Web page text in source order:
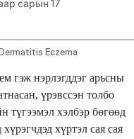
сарын 17
Eczema
гэж нэрлэгддэг арьсны
үрэвссэн толбо
түгээмэл хэлбэр бөгөөд
хүртэл сая сая